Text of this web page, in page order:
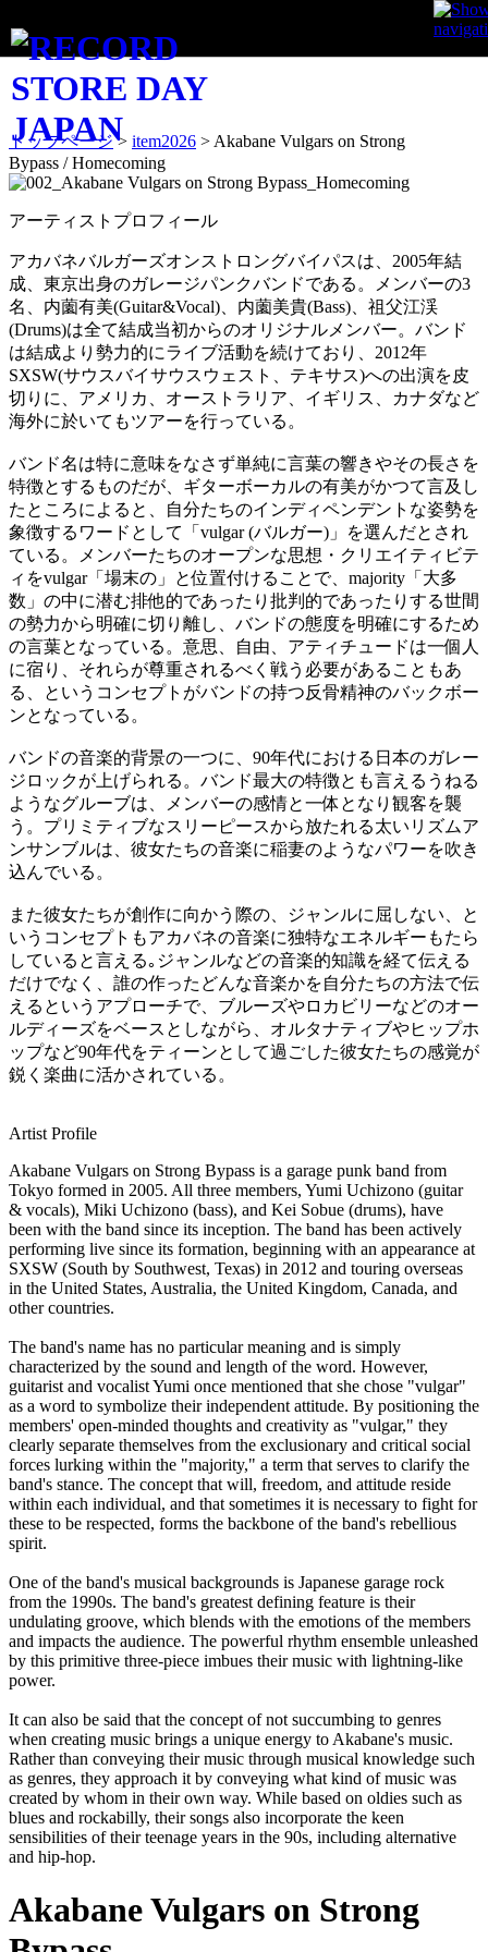
ITEM
トップページ > item2026 > Akabane Vulgars on Strong
Bypass / Homecoming
アーティストプロフィール
アカバネバルガーズオンストロングバイパスは、2005年結
成、東京出身のガレージパンクバンドである。メンバーの3
名、内薗有美(Guitar&Vocal)、内薗美貴(Bass)、祖父江渓
(Drums)は全て結成当初からのオリジナルメンバー。バンド
は結成より勢力的にライブ活動を続けており、2012年
SXSW(サウスバイサウスウェスト、テキサス)への出演を皮
切りに、アメリカ、オーストラリア、イギリス、カナダなど
海外に於いてもツアーを行っている。
バンド名は特に意味をなさず単純に言葉の響きやその長さを
特徴とするものだが、ギターボーカルの有美がかつて言及し
たところによると、自分たちのインディペンデントな姿勢を
象徴するワードとして「vulgar (バルガー)」を選んだとされ
ている。メンバーたちのオープンな思想・クリエイティビテ
ィをvulgar「場末の」と位置付けることで、majority「大多
数」の中に潜む排他的であったり批判的であったりする世間
の勢力から明確に切り離し、バンドの態度を明確にするため
の言葉となっている。意思、自由、アティチュードは一個人
に宿り、それらが尊重されるべく戦う必要があることもあ
る、というコンセプトがバンドの持つ反骨精神のバックボー
ンとなっている。
バンドの音楽的背景の一つに、90年代における日本のガレー
ジロックが上げられる。バンド最大の特徴とも言えるうねる
ようなグルーブは、メンバーの感情と一体となり観客を襲
う。プリミティブなスリーピースから放たれる太いリズムア
ンサンブルは、彼女たちの音楽に稲妻のようなパワーを吹き
込んでいる。
また彼女たちが創作に向かう際の、ジャンルに屈しない、と
いうコンセプトもアカバネの音楽に独特なエネルギーもたら
していると言える｡ジャンルなどの音楽的知識を経て伝える
だけでなく、誰の作ったどんな音楽かを自分たちの方法で伝
えるというアプローチで、ブルーズやロカビリーなどのオー
ルディーズをベースとしながら、オルタナティブやヒップホ
ップなど90年代をティーンとして過ごした彼女たちの感覚が
鋭く楽曲に活かされている。
Artist Profile
Akabane Vulgars on Strong Bypass is a garage punk band from
Tokyo formed in 2005. All three members, Yumi Uchizono (guitar
& vocals), Miki Uchizono (bass), and Kei Sobue (drums), have
been with the band since its inception. The band has been actively
performing live since its formation, beginning with an appearance at
SXSW (South by Southwest, Texas) in 2012 and touring overseas
in the United States, Australia, the United Kingdom, Canada, and
other countries.
The band's name has no particular meaning and is simply
characterized by the sound and length of the word. However,
guitarist and vocalist Yumi once mentioned that she chose "vulgar"
as a word to symbolize their independent attitude. By positioning the
members' open-minded thoughts and creativity as "vulgar," they
clearly separate themselves from the exclusionary and critical social
forces lurking within the "majority," a term that serves to clarify the
band's stance. The concept that will, freedom, and attitude reside
within each individual, and that sometimes it is necessary to fight for
these to be respected, forms the backbone of the band's rebellious
spirit.
One of the band's musical backgrounds is Japanese garage rock
from the 1990s. The band's greatest defining feature is their
undulating groove, which blends with the emotions of the members
and impacts the audience. The powerful rhythm ensemble unleashed
by this primitive three-piece imbues their music with lightning-like
power.
It can also be said that the concept of not succumbing to genres
when creating music brings a unique energy to Akabane's music.
Rather than conveying their music through musical knowledge such
as genres, they approach it by conveying what kind of music was
created by whom in their own way. While based on oldies such as
blues and rockabilly, their songs also incorporate the keen
sensibilities of their teenage years in the 90s, including alternative
and hip-hop.
Akabane Vulgars on Strong